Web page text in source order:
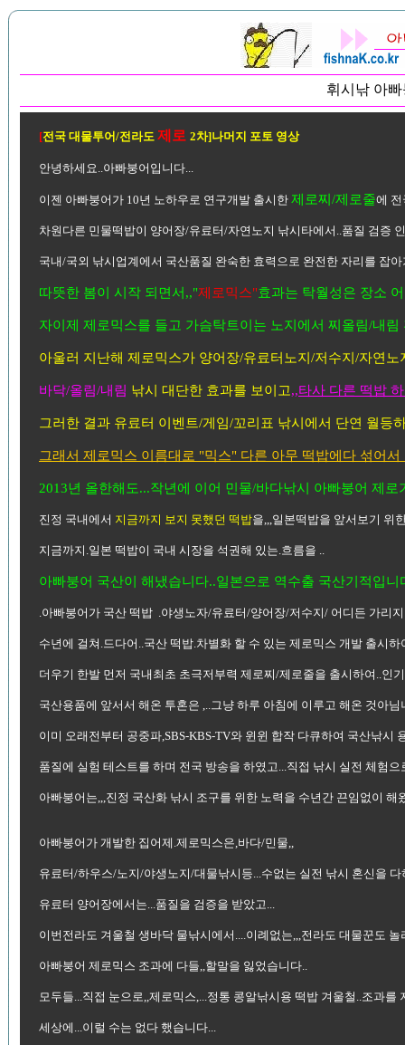
휘시낚 아
[전국 대물투어/전라도 제로 2차]나머지 포토 영상
안녕하세요..아빠붕어입니다...
이젠 아빠붕어가 10년 노하우로 연구개발 출시한 제로찌/제로줄에 전
차원다른 민물떡밥이 양어장/유료터/자연노지 낚시타에서..품질 검증
국내/국외 낚시업계에서 국산품질 완숙한 효력으로 완전한 자리를 잡
따뜻한 봄이 시작 되면서,,"제로믹스"효과는 탁월성은 장소
자이제 제로믹스를 들고 가슴탁트이는 노지에서 찌올림/내
아울러 지난해 제로믹스가 양어장/유료터노지/저수지/자연
바닥/올림/내림 낚시 대단한 효과를 보이고,,타사 다른 떡밥
그러한 결과 유료터 이벤트/게임/꼬리표 낚시에서 단연 월등
그래서 제로믹스 이름대로 "믹스" 다른 아무 떡밥에다 섞어
2013년 올한해도...작년에 이어 민물/바다낚시 아빠붕어 제로
진정 국내에서 지금까지 보지 못했던 떡밥을,,,일본떡밥을 앞서보기 위
지금까지.일본 떡밥이 국내 시장을 석권해 있는.흐름을 ..
아빠붕어 국산이 해냈습니다..일본으로 역수출 국산기적입니
.아빠붕어가 국산 떡밥 .야생노자/유료터/양어장/저수지/ 어디든 가리
수년에 걸쳐.드다어..국산 떡밥.차별화 할 수 있는 제로믹스 개발 출시
더우기 한발 먼저 국내최초 초극저부력 제로찌/제로줄을 출시하여..인
국산용품에 앞서서 해온 투혼은 ,..그냥 하루 아침에 이루고 해온 것아님
이미 오래전부터 공중파,SBS-KBS-TV와 윈윈 합작 다큐하여 국산낚시
품질에 실험 테스트를 하며 전국 방송을 하였고...직접 낚시 실전 체험으
아빠붕어는,,,진정 국산화 낚시 조구를 위한 노력을 수년간 끈임없이 해
아빠붕어가 개발한 집어제.제로믹스은,바다/민물,,
유료터/하우스/노지/야생노지/대물낚시등...수없는 실전 낚시 혼신을 다
유료터 양어장에서는...품질을 검증을 받았고...
이번전라도 겨울철 생바닥 물낚시에서....이례없는,,,전라도 대물꾼도
아빠붕어 제로믹스 조과에 다들,,할말을 잃었습니다..
모두들...직접 눈으로,,제로믹스,...정통 콩알낚시용 떡밥 겨울철..조과를
세상에...이럴 수는 없다 했습니다...